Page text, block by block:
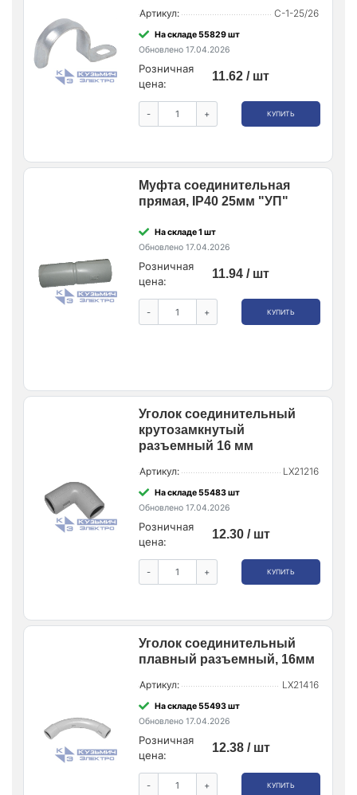
Артикул: С-1-25/26
На складе 55829 шт
Обновлено 17.04.2026
Розничная
цена:
11.62 / шт
- + КУПИТЬ
Муфта соединительная
прямая, IP40 25мм "УП"
На складе 1 шт
Обновлено 17.04.2026
Розничная
цена:
11.94 / шт
- + КУПИТЬ
Уголок соединительный
крутозамкнутый
разъемный 16 мм
Артикул: LX21216
На складе 55483 шт
Обновлено 17.04.2026
Розничная
цена:
12.30 / шт
- + КУПИТЬ
Уголок соединительный
плавный разъемный, 16мм
Артикул: LX21416
На складе 55493 шт
Обновлено 17.04.2026
Розничная
цена:
12.38 / шт
- + КУПИТЬ